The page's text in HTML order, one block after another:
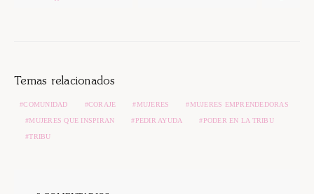
Temas relacionados
COMUNIDAD CORAJE MUJERES MUJERES EMPRENDEDORAS
MUJERES QUE INSPIRAN PEDIR AYUDA PODER EN LA TRIBU
TRIBU